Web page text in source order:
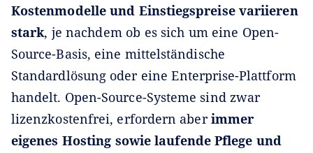
Kostenmodelle und Einstiegspreise variieren
stark, je nachdem ob es sich um eine Open-
Source-Basis, eine mittelständische
Standardlösung oder eine Enterprise-Plattform
handelt. Open-Source-Systeme sind zwar
lizenzkostenfrei, erfordern aberimmer
eigenes Hosting sowie laufende Pflege und